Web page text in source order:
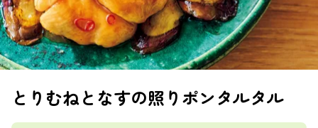
とりむねとなすの照りポンタルタル